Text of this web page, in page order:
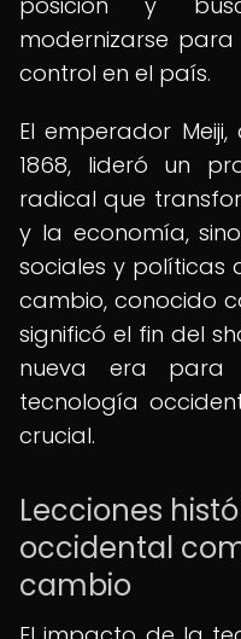
modernizarse
control en el país.
El emperador
1868, lideró un
radical que
y la economía,
sociales y políticas
cambio, conocido
significó el fin del
nueva era
tecnología
crucial.
Lecciones
occidental
cambio